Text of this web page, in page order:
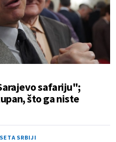
safariju";
što ga niste
SRBIJI